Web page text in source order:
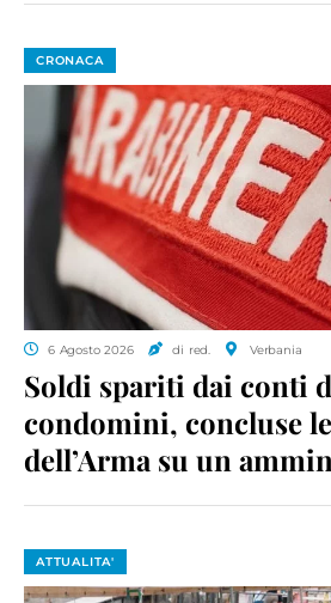
CRONACA
6 Agosto 2026 di red. Verbania
Soldi spariti dai conti
condomini, concluse
dell’Arma su un
ATTUALITA'